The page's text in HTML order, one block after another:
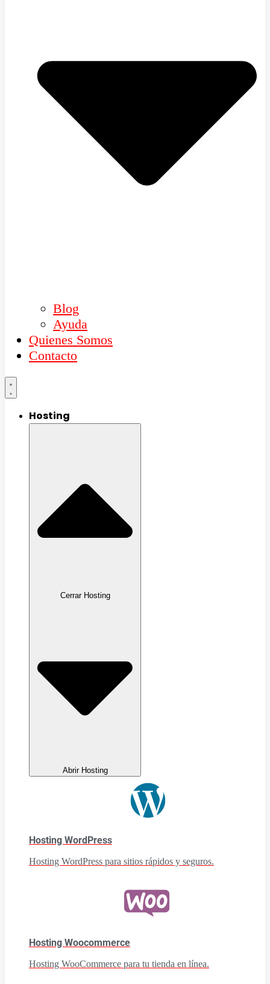
Blog
Ayuda
Quienes Somos
Contacto
Hosting
Cerrar Hosting
Abrir Hosting
Hosting WordPress
Hosting WordPress para sitios rápidos y seguros.
Hosting Woocommerce
Hosting WooCommerce para tu tienda en línea.